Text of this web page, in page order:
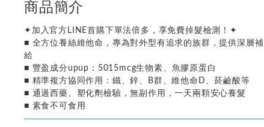
商品簡介
✦加入官方LINE首購下單法倍多，享免費掉髮檢測！✦
■ 全方位養絲維他命，專為對外型有追求的族群，提供深層補
給
■ 豐盈成分upup：5015mcg生物素、魚膠原蛋白
■ 精準複方協同作用：鐵、鋅、B群、維他命D、菸鹼酸等
■ 通過西藥、塑化劑檢驗，無副作用，一天兩顆安心養髮
■ 素食不可食用